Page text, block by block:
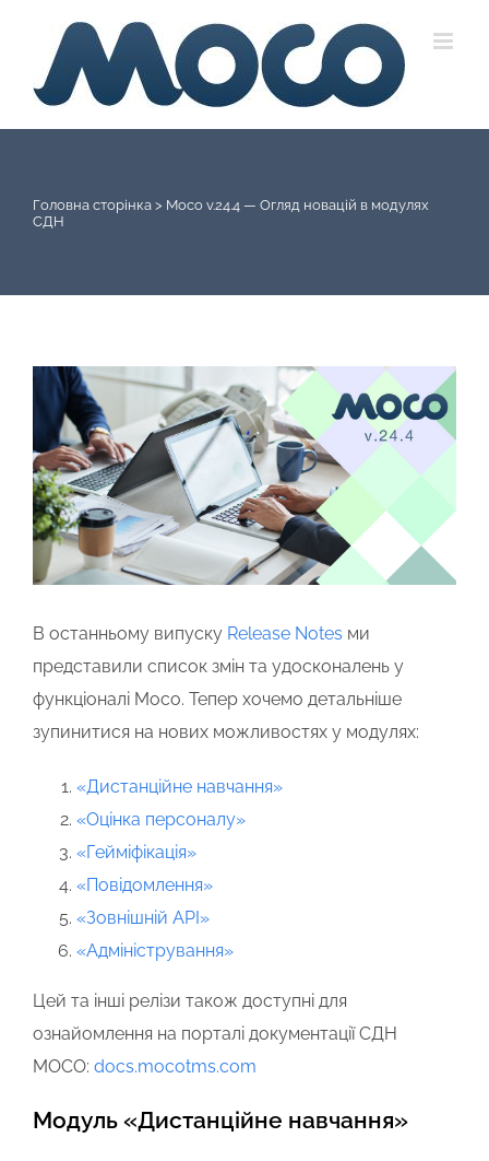
content
Головна сторінка > Moco v.24.4 — Огляд новацій в модулях
СДН
View
Larger
Image
В останньому випуску Release Notes ми
представили список змін та удосконалень у
функціоналі Moco. Тепер хочемо детальніше
зупинитися на нових можливостях у модулях:
«Дистанційне навчання»
«Оцінка персоналу»
«Гейміфікація»
«Повідомлення»
«Зовнішній API»
«Адміністрування»
Цей та інші релізи також доступні для
ознайомлення на порталі документації СДН
MOCO: docs.mocotms.com
Модуль «Дистанційне навчання»